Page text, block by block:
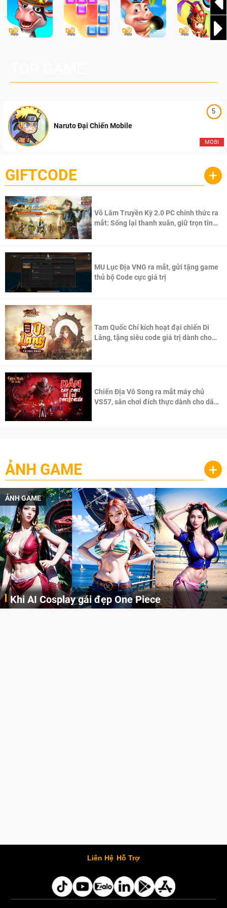
5
MOBI
Naruto Đại Chiến Mobile
GIFTCODE +
Võ Lâm Truyền Kỳ 2.0 PC chính thức ra
mắt: Sống lại thanh xuân, giữ trọn tinh
MU Lục Địa VNG ra mắt, gửi tặng game
thủ bộ Code cực giá trị
Tam Quốc Chí kích hoạt đại chiến Di
Lăng, tặng siêu code giá trị dành cho
Chiến Địa Vô Song ra mắt máy chủ
VS57, sân chơi đích thực dành cho dân
ẢNH GAME +
ẢNH GAME
Khi AI Cosplay gái đẹp One Piece
Liên Hệ Hỗ Trợ